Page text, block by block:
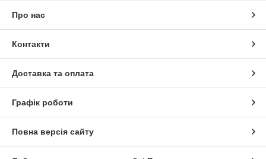
Про нас
Контакти
Доставка та оплата
Графік роботи
Повна версія сайту